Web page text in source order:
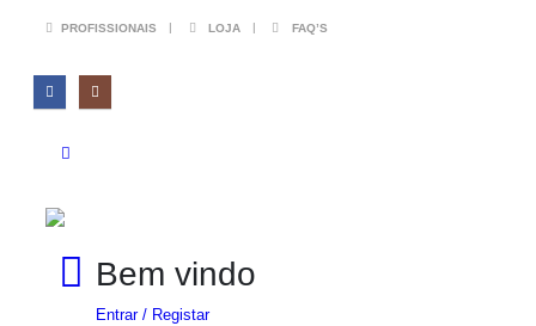
PROFISSIONAIS LOJA FAQ’S
Bem vindo
Entrar / Registar